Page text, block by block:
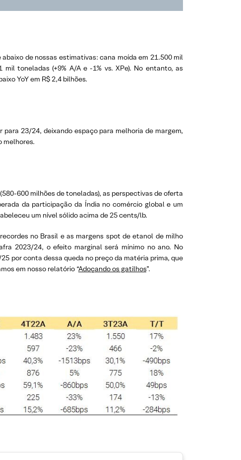
de nossas estimativas: cana moída em 21.500 mil
mil toneladas (+9% A/A e -1% vs. XPe). No entanto, as
YoY em R$ 2,4 bilhões.
23/24, deixando espaço para melhoria de margem,
melhores.
600 milhões de toneladas), as perspectivas de oferta
da participação da Índia no comércio global e um
um nível sólido acima de 25 cents/lb.
no Brasil e as margens spot de etanol de milho
2023/24, o efeito marginal será mínimo no ano. No
por conta dessa queda no preço da matéria prima, que
em nosso relatório “Adoçando os gatilhos”.